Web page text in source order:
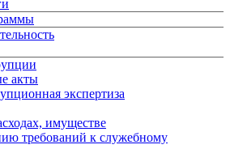
акты
экспертиза
имуществе
требований к служебному